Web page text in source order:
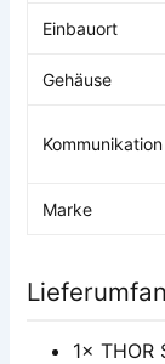
Einbauort
Gehäuse
Kommunikation
Marke
1× THOR